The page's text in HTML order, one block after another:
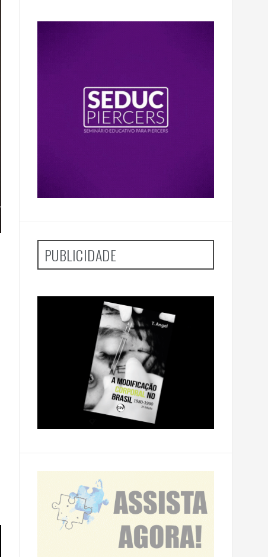
PUBLICIDADE